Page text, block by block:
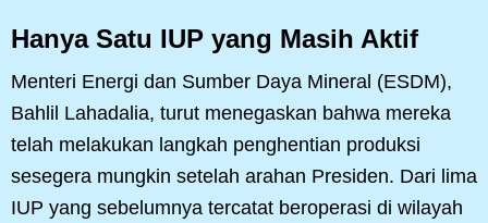
Hanya Satu IUP yang Masih Aktif
Menteri Energi dan Sumber Daya Mineral (ESDM),
Bahlil Lahadalia, turut menegaskan bahwa mereka
telah melakukan langkah penghentian produksi
sesegera mungkin setelah arahan Presiden. Dari lima
IUP yang sebelumnya tercatat beroperasi di wilayah